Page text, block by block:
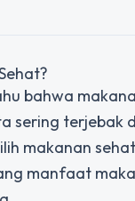
bahwa
sering
makanan
manfaat